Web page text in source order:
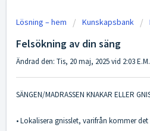
Lösning – hem Kunskapsbank
Felsökning av din säng
Ändrad den: Tis, 20 maj, 2025 vid 2:03 E.M.
SÄNGEN/MADRASSEN KNAKAR ELLER
• Lokalisera gnisslet, varifrån kommer det